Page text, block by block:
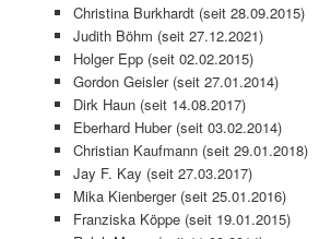
Christina Burkhardt (seit 28.09.2015)
Judith Böhm (seit 27.12.2021)
Holger Epp (seit 02.02.2015)
Gordon Geisler (seit 27.01.2014)
Dirk Haun (seit 14.08.2017)
Eberhard Huber (seit 03.02.2014)
Christian Kaufmann (seit 29.01.2018)
Jay F. Kay (seit 27.03.2017)
Mika Kienberger (seit 25.01.2016)
Franziska Köppe (seit 19.01.2015)